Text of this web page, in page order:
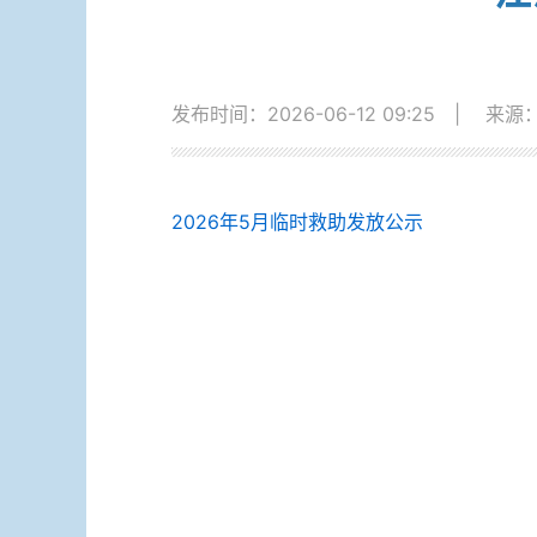
发布时间：2026-06-12 09:25 来源
2026年5月临时救助发放公示